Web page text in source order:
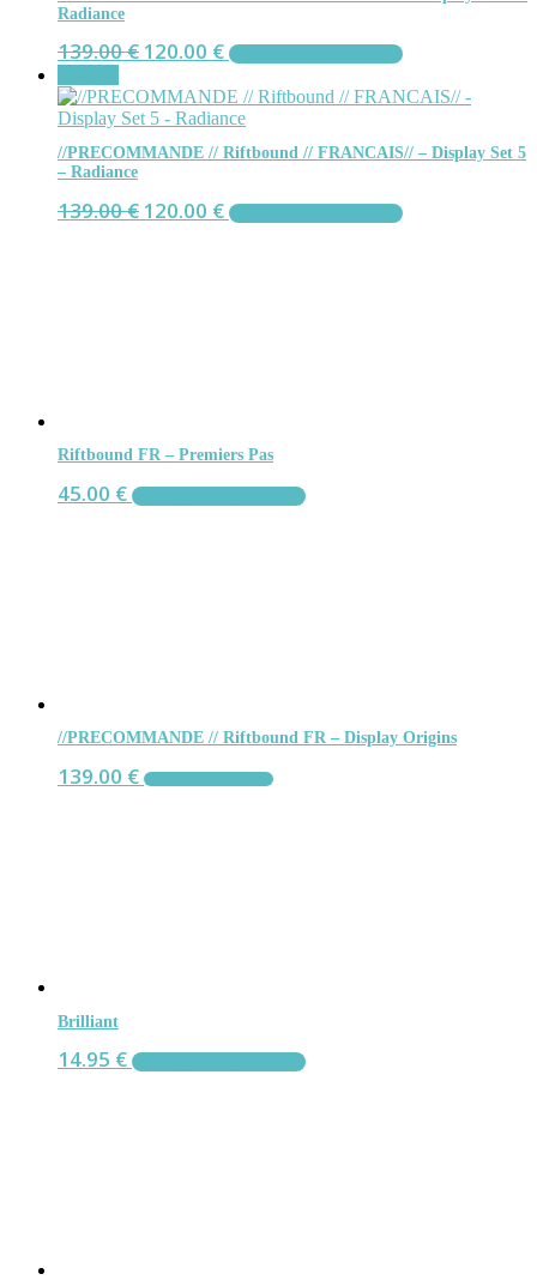
Radiance
139.00€ Le
prix
était :
139.00 €.
120.00 €Le
prix
est :
120.00 €.
//PRECOMMANDE // Riftbound // FRANCAIS// – Display Set 5
– Radiance
139.00€ Le
prix
120.00 €Le
prix
Riftbound FR – Premiers Pas
45.00 €
//PRECOMMANDE // Riftbound FR – Display Origins
139.00 €
Brilliant
14.95 €